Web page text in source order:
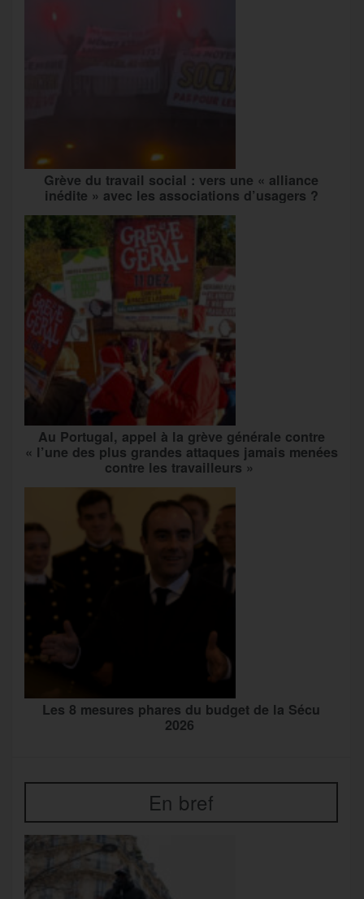
Grève du travail social : vers une « alliance
inédite » avec les associations d’usagers ?
Au Portugal, appel à la grève générale contre
« l’une des plus grandes attaques jamais menées
contre les travailleurs »
Les 8 mesures phares du budget de la Sécu
2026
En bref